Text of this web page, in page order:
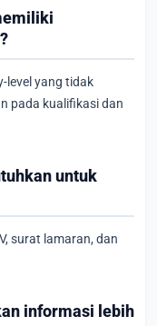
level yang tidak
pada kualifikasi dan
untuk
surat lamaran, dan
informasi lebih